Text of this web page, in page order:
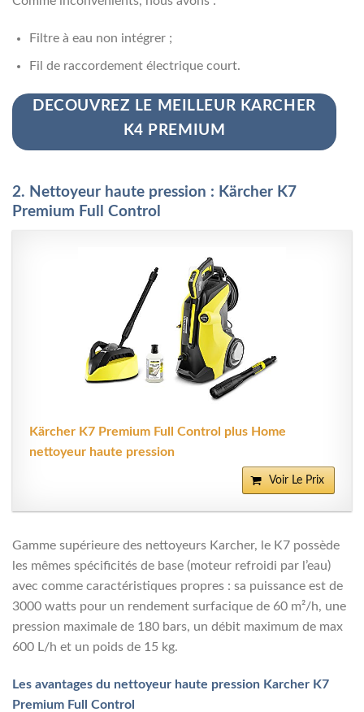
Filtre à eau non intégrer ;
Fil de raccordement électrique court.
DECOUVREZ LE MEILLEUR KARCHER
K4 PREMIUM
2. Nettoyeur haute pression : Kärcher K7
Premium Full Control
Kärcher K7 Premium Full Control plus Home
nettoyeur haute pression
Voir Le Prix
Gamme supérieure des nettoyeurs Karcher, le K7 possède
les mêmes spécificités de base (moteur refroidi par l’eau)
avec comme caractéristiques propres : sa puissance est de
3000 watts pour un rendement surfacique de 60 m²/h, une
pression maximale de 180 bars, un débit maximum de max
600 L/h et un poids de 15 kg.
Les avantages du nettoyeur haute pression Karcher K7
Premium Full Control